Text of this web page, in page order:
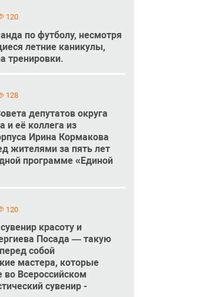
120
по футболу, несмотря
летние каникулы,
тренировки.
128
депутатов округа
и её коллега из
Ирина Кормакова
жителями за пять лет
программе «Единой
120
красоту и
Посада — такую
собой
мастера, которые
во Всероссийском
сувенир -